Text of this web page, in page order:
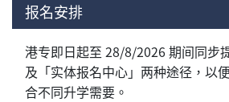
报名安排
港专即日起至 28/8/2026 期间同步
及「实体报名中心」两种途径，以
合不同升学需要。